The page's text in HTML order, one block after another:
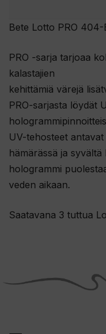
Bete Lotto PRO 404-
PRO -sarja tarjoaa
kalastajien
kehittämiä värejä
PRO-sarjasta löydät
UV-tehosteet
hämärässä ja syvältä
hologrammi
veden aikaan.
Saatavana 3 tuttua